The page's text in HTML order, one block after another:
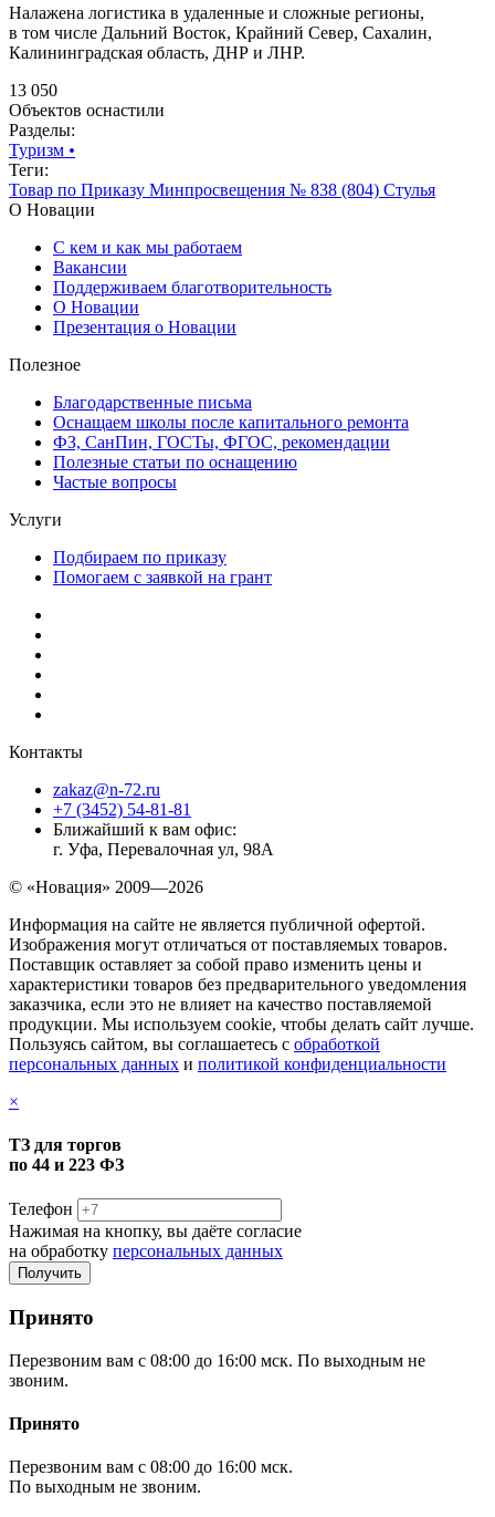
Налажена логистика в удаленные и сложные регионы,
в том числе Дальний Восток, Крайний Север, Сахалин,
Калининградская область, ДНР и ЛНР.
13 050
Объектов оснастили
Разделы:
Туризм •
Теги:
Товар по Приказу Минпросвещения № 838 (804) Стулья
О Новации
С кем и как мы работаем
Вакансии
Поддерживаем благотворительность
О Новации
Презентация о Новации
Полезное
Благодарственные письма
Оснащаем школы после капитального ремонта
ФЗ, СанПин, ГОСТы, ФГОС, рекомендации
Полезные статьи по оснащению
Частые вопросы
Услуги
Подбираем по приказу
Помогаем с заявкой на грант
Контакты
zakaz@n-72.ru
+7 (3452) 54-81-81
Ближайший к вам офис:
г. Уфа, Перевалочная ул, 98А
© «Новация» 2009—2026
Информация на сайте не является публичной офертой.
Изображения могут отличаться от поставляемых товаров.
Поставщик оставляет за собой право изменить цены и
характеристики товаров без предварительного уведомления
заказчика, если это не влияет на качество поставляемой
продукции. Мы используем cookie, чтобы делать сайт лучше.
Пользуясь сайтом, вы соглашаетесь с обработкой
персональных данных и политикой конфиденциальности
×
ТЗ для торгов
по 44 и 223 ФЗ
Телефон
Нажимая на кнопку, вы даёте согласие
на обработку персональных данных
Принято
Перезвоним вам с 08:00 до 16:00 мск. По выходным не
звоним.
Принято
Перезвоним вам с 08:00 до 16:00 мск.
По выходным не звоним.